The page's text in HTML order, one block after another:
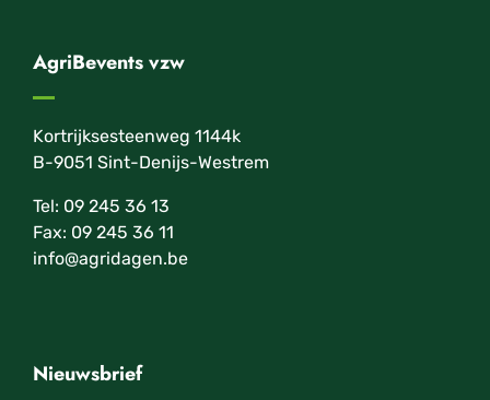
AgriBevents vzw
Kortrijksesteenweg 1144k
B-9051 Sint-Denijs-Westrem
Tel: 09 245 36 13
Fax: 09 245 36 11
info@agridagen.be
Nieuwsbrief